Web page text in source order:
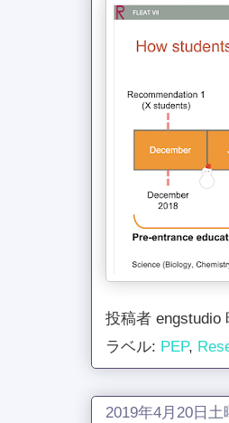
投稿者 engstudio
ラベル: PEP,
2019年4月20日土